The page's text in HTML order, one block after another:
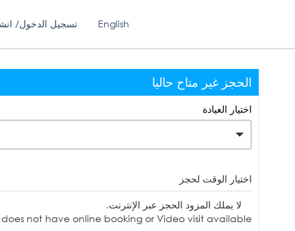
تسجيل الدخول/ English
الحجز غير متاح حاليا
اختيار العيادة
اختيار الوقت لحجز
لا يملك المزود الحجز عبر الإنترنت.
does not have online booking or Video visit available.